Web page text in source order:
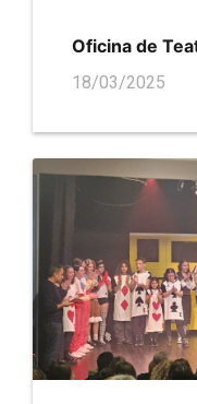
Oficina de
18/03/2025